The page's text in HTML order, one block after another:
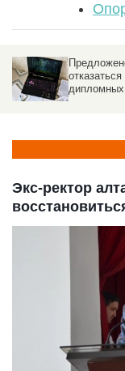
сжег
Экс-ректор